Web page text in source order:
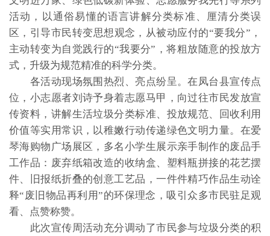
活动，以通俗易懂的语言讲解分类标准、厘清分类误
区，引导市民转变思想观念，从被动应付的“要我分”，
主动转变为自觉践行的“我要分”，将粗放随意的投放方
式，升级为规范精准的科学分类。
各活动现场氛围热烈、亮点纷呈。在凤台县宣传点
位，小志愿者刘诗予身着志愿马甲，向过往市民发放宣
传资料，讲解生活垃圾分类标准、投放规范、回收利用
价值等实用常识，以稚嫩行动传递绿色文明力量。在爱
琴海购物广场展区，多名小学生展示亲手制作的废品手
工作品：废弃纸箱改造的收纳盒、塑料瓶拼接的花艺摆
件、旧报纸折叠的创意工艺品，一件件精巧作品生动诠
释“废旧物品再利用”的环保理念，吸引众多市民驻足观
看、点赞称赞。
此次宣传周活动充分调动了市民参与垃圾分类的积